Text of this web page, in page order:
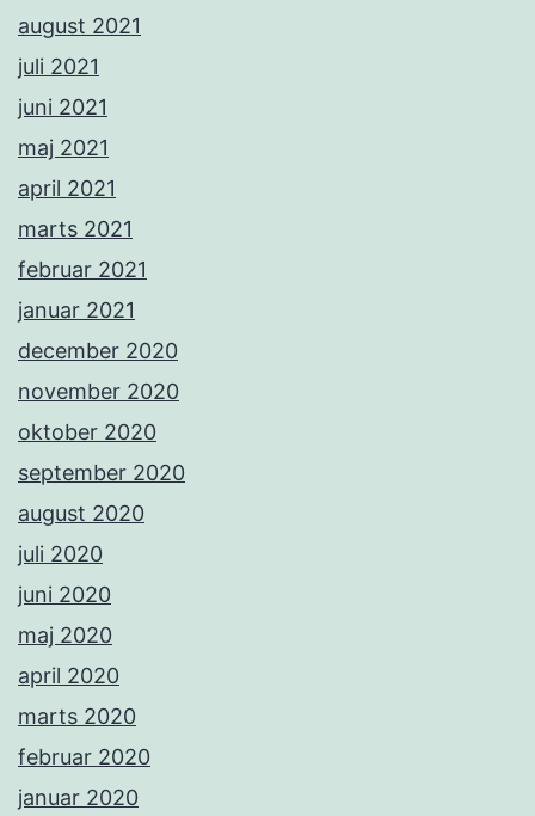
august 2021
juli 2021
juni 2021
maj 2021
april 2021
marts 2021
februar 2021
januar 2021
december 2020
november 2020
oktober 2020
september 2020
august 2020
juli 2020
juni 2020
maj 2020
april 2020
marts 2020
februar 2020
januar 2020